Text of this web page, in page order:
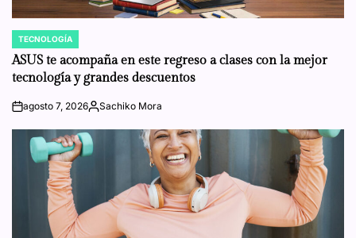
POSTED
IN
TECNOLOGÍA
ASUS te acompaña en este regreso a clases con la mejor
tecnología y grandes descuentos
onagosto 7, 2026Posted
Sachiko Mora